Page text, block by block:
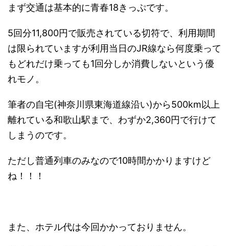
まず交通は基本的に青春18きっぷです。
5回分11,800円で販売されている切符で、利用期間
は限られていますが利用当日のJR線なら何度乗って
もどれだけ乗っても1回分しか消費しないという優
れモノ。
筆者の自宅(神奈川県東海道線沿い)から500km以上
離れている和歌山駅まで、わずか2,360円で行けて
しまうのです。
ただし普通列車のみなので10時間かかりますけど
ね！！！
また、ホテル代は今回かかっておりません。